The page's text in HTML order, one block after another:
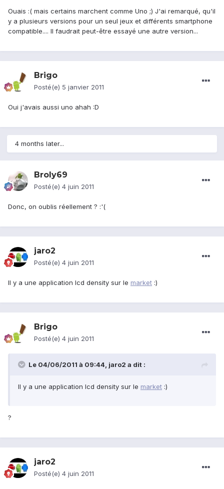
Ouais :( mais certains marchent comme Uno ;) J'ai remarqué, qu'il
y a plusieurs versions pour un seul jeux et différents smartphone
compatible.... Il faudrait peut-être essayé une autre version...
Brigo
Posté(e) 5 janvier 2011
Oui j'avais aussi uno ahah :D
4 months later...
Broly69
Posté(e) 4 juin 2011
Donc, on oublis réellement ? :'(
jaro2
Posté(e) 4 juin 2011
Il y a une application lcd density sur le market :)
Brigo
Posté(e) 4 juin 2011
Le 04/06/2011 à 09:44, jaro2 a dit :
Il y a une application lcd density sur le market :)
?
jaro2
Posté(e) 4 juin 2011